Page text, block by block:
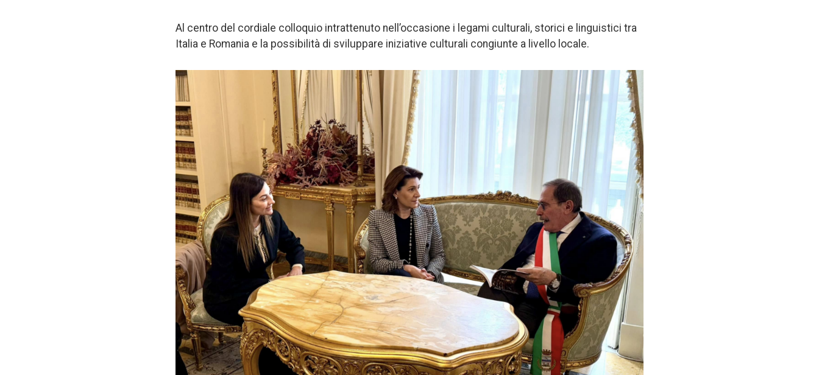
Al centro del cordiale colloquio intrattenuto nell’occasione i legami culturali, storici e linguistici tra
Italia e Romania e la possibilità di sviluppare iniziative culturali congiunte a livello locale.